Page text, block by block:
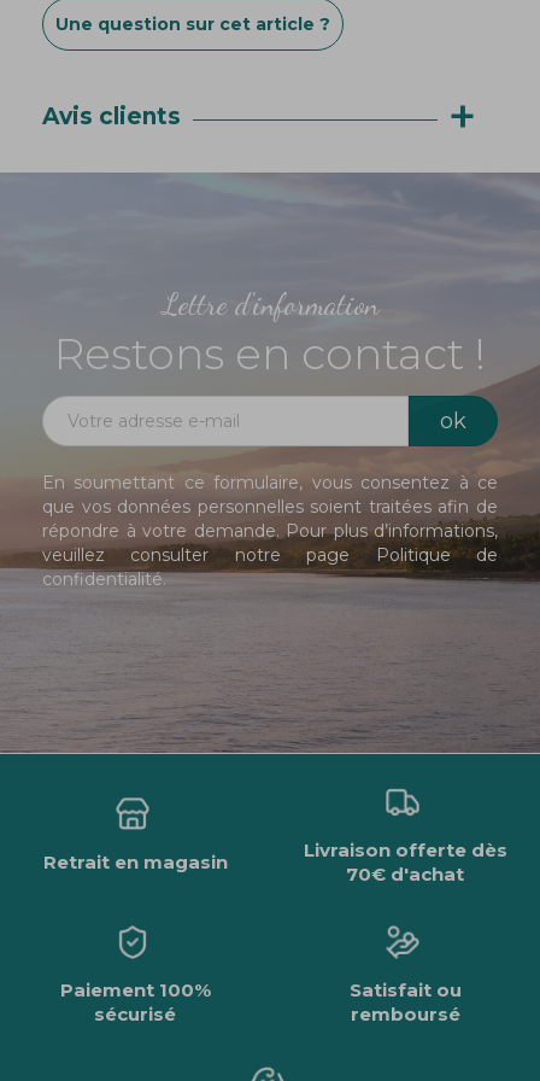
Une question sur cet article ?
Avis clients +
Lettre d'information
Restons en contact !
En soumettant ce formulaire, vous consentez à ce
que vos données personnelles soient traitées afin de
répondre à votre demande. Pour plus d’informations,
veuillez consulter notre page Politique de
confidentialité.
Retrait en magasin
Livraison offerte dès
70€ d'achat
Paiement 100%
sécurisé
Satisfait ou
remboursé